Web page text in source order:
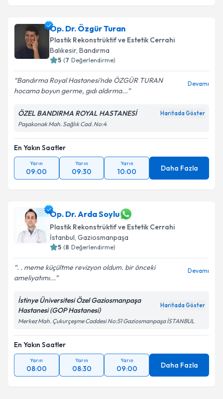
takvim hazırlandığında e-posta ile bilgilendireceğiz.
E-posta Adresiniz
Kişisel verilerimin işlenmesine ilişkin
'ni okudum ve kişisel verilerimin belirtilen
kapsamda işlenmesini kabul ediyorum.
Op. Dr. Özgür Turan
Plastik Rekonstrüktif ve Estetik Cerrahi
Balıkesir, Bandırma
5 (7 Değerlendirme)
Bandırma Royal Hastanesi’nde ÖZGÜR TURAN
hocama boyun germe, gıdı aldırma...
Devamı
ÖZEL BANDIRMA ROYAL HASTANESİ Haritada Göster
Paşakonak Mah. Sağlık Cad. No:4
En Yakın Saatler
Yarın
09:00
Yarın
09:30
Yarın
10:00 Daha Fazla
Op. Dr. Arda Soylu
Plastik Rekonstrüktif ve Estetik Cerrahi
İstanbul, Gaziosmanpaşa
5 (8 Değerlendirme)
. . meme küçültme revizyon oldum. bir önceki
ameliyatımı...
Devamı
İstinye Üniversitesi Özel Gaziosmanpaşa
Hastanesi (GOP Hastanesi)
Haritada Göster
Merkez Mah. Çukurçeşme Caddesi No:51 Gaziosmanpaşa İSTANBUL
En Yakın Saatler
Yarın
08:00
Yarın
08:30
Yarın
09:00 Daha Fazla